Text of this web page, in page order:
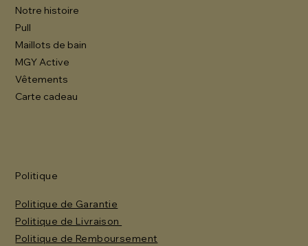
Notre histoire
Pull
Maillots de bain
MGY Active
Vêtements
Carte cadeau
Politique
Politique de Garantie
Politique de Livraison
Politique de Remboursement